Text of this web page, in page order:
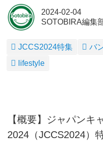
2024-02-04
SOTOBIRA編集
JCCS2024特集 バ
lifestyle
【概要】ジャパンキ
2024（JCCS2024）